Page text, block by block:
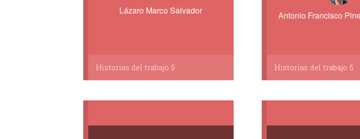
Lázaro Marco Salvador
Historias del trabajo 5
Antonio Francisco
Historias del trabajo 5